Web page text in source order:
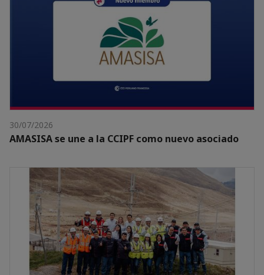
30/07/2026
AMASISA se une a la CCIPF como nuevo asociado